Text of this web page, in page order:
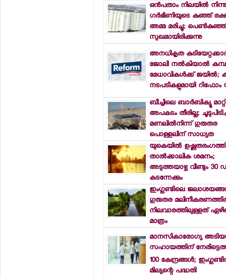
ഒന്‍പതാം നിലയില്‍
ഗര്‍ഭിണിയുടെ കുഞ്ഞ്
അമ്മ മരിച്ചു; പെണ്‍കുഞ്ഞ്
സുഖമായിരിക്കുന്നു
അനധികൃത
ജോലി നല്‍കിയാല്‍
മേധാവികള്‍ക്ക് ജയില്‍;
നടപടികളുമായി
ബീച്ചിലെ ബാര്‍ബിക്യൂ
അപകടം തീരില്ല;
മണലില്‍നിന്ന് ഗുരുതര
പൊള്ളലിന് സാധ്യത
യുകെയില്‍
താല്‍ക്കാലിക ശമനം;
അടുത്തയാഴ്ച വീണ്ടും 30
കടന്നേക്കും
ഇംഗ്ലണ്ടിലെ
ഗുരുതര
നിലവാരത്തിലുള്ളത്
മാത്രം
മാനസികാരോഗ്യ
സഹായത്തിന്
100 കേന്ദ്രങ്ങള്‍;
മില്യന്റെ പദ്ധതി